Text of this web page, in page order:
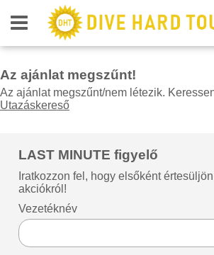
Az ajánlat megszűnt!
Az ajánlat megszűnt/nem létezik.
Utazáskereső
LAST MINUTE figyelő
Iratkozzon fel, hogy elsőként
akciókról!
Vezetéknév